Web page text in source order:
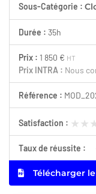
Sous-Catégorie :
Durée : 35h
Prix : 1 850 € HT
Prix INTRA : Nous
Référence :
Satisfaction :
Taux de réussite :
Télécharger